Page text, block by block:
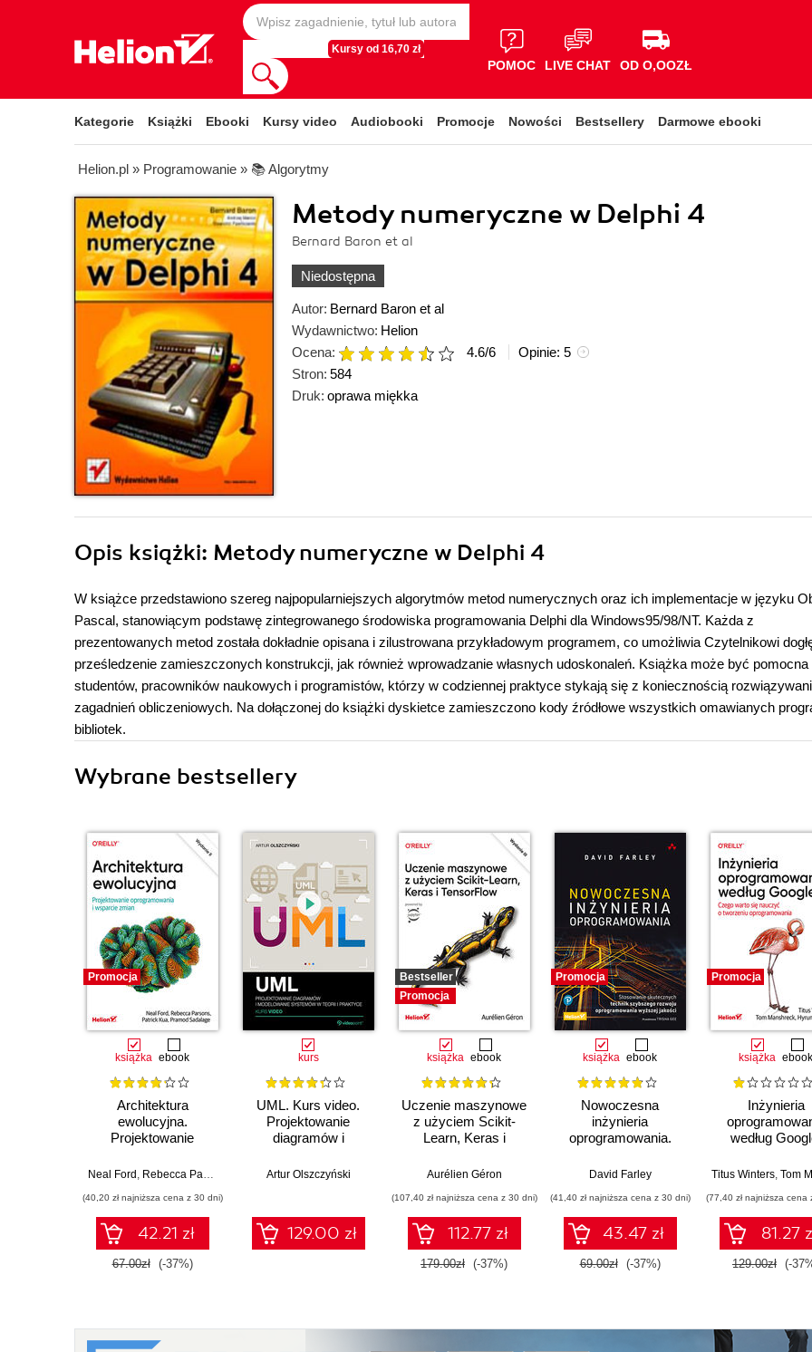
Kursy od 16,70 zł
POMOC LIVE CHAT OD O,OOZŁ
Kategorie Książki Ebooki Kursy video Audiobooki Promocje Nowości Bestsellery Darmowe ebooki
Helion.pl » Programowanie » 📚 Algorytmy
Metody numeryczne w Delphi 4
Bernard Baron et al
Niedostępna
Autor: Bernard Baron et al
Wydawnictwo: Helion
Ocena:
4.6/6 Opinie: 5
Stron: 584
Druk: oprawa miękka
Opis książki: Metody numeryczne w Delphi 4
W książce przedstawiono szereg najpopularniejszych algorytmów metod numerycznych oraz ich implementacje w języku
Pascal, stanowiącym podstawę zintegrowanego środowiska programowania Delphi dla Windows95/98/NT. Każda z
prezentowanych metod została dokładnie opisana i zilustrowana przykładowym programem, co umożliwia Czytelnikowi
prześledzenie zamieszczonych konstrukcji, jak również wprowadzanie własnych udoskonaleń. Książka może być pomocna
studentów, pracowników naukowych i programistów, którzy w codziennej praktyce stykają się z koniecznością
zagadnień obliczeniowych. Na dołączonej do książki dyskietce zamieszczono kody źródłowe wszystkich omawianych
bibliotek.
Wybrane bestsellery
Promocja
książka ebook
Architektura
ewolucyjna.
Projektowanie
wsparcie zmian.
Neal Ford , Rebecca Parsons Patrick Kua ,Pramod Sadalage
(40,20 zł najniższa cena z 30 dni)
42.21 zł
67.00zł (-37%)
kurs
UML. Kurs video.
Projektowanie
diagramów i
systemów w teorii i
Artur Olszczyński
129.00 zł
Bestseller
Promocja
książka ebook
Uczenie maszynowe
z użyciem Scikit-
Learn, Keras i
III
Aurélien Géron
(107,40 zł najniższa cena z 30 dni)
112.77 zł
179.00zł (-37%)
Promocja
książka ebook
Nowoczesna
inżynieria
oprogramowania.
skutecznych technik
oprogramowania
wyższej jakości
David Farley
(41,40 zł najniższa cena z 30 dni)
43.47 zł
69.00zł (-37%)
Promocja
książka ebook
Inżynieria
według
nauczyć o
Titus Winters, Tom
(77,40 zł najniższa cena
81.27
129.00zł (-